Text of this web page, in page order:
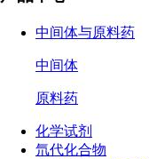
中间体与原料药
中间体
原料药
化学试剂
氘代化合物